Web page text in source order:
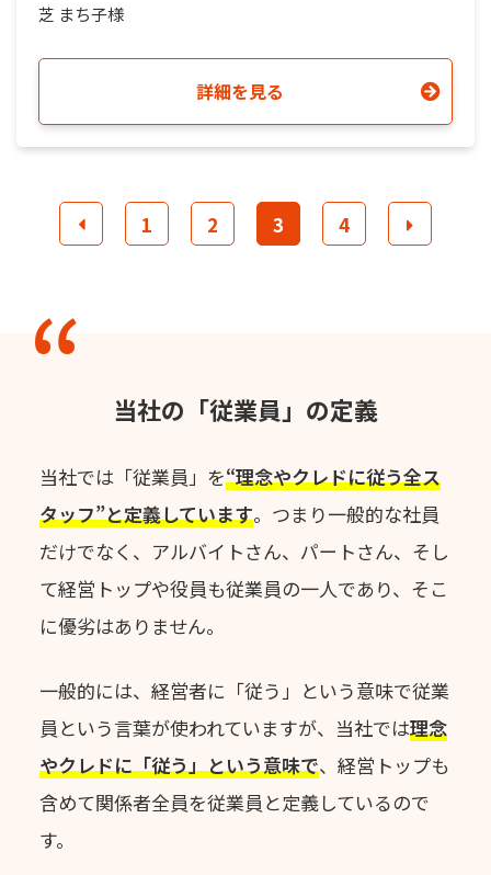
芝 まち子様
詳細を見る
1 2 3 4
当社の「従業員」の定義
当社では「従業員」を“理念やクレドに従う全ス
タッフ”と定義しています。 つまり一般的な社員
だけでなく、アルバイトさん、パートさん、 そし
て経営トップや役員も従業員の一人であり、そこ
に優劣はありません。
一般的には、経営者に「従う」という意味で従業
員という言葉が使われていますが、 当社では理念
やクレドに「従う」という意味で、 経営トップも
含めて関係者全員を従業員と定義しているので
す。